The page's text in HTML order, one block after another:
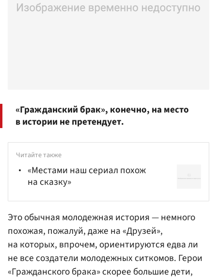
«Гражданский брак», конечно, на место
в истории не претендует.
Читайте также
«Местами наш сериал похож
на сказку»
Это обычная молодежная история — немного
похожая, пожалуй, даже на «Друзей»,
на которых, впрочем, ориентируются едва ли
не все создатели молодежных ситкомов. Герои
«Гражданского брака» скорее большие дети,